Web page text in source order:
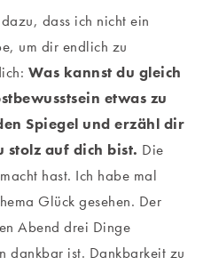
dass ich nicht ein
um dir endlich zu
Was kannst du gleich
etwas zu
Spiegel und erzähl dir
stolz auf dich bist. Die
hast. Ich habe mal
Glück gesehen. Der
Abend drei Dinge
dankbar ist. Dankbarkeit zu